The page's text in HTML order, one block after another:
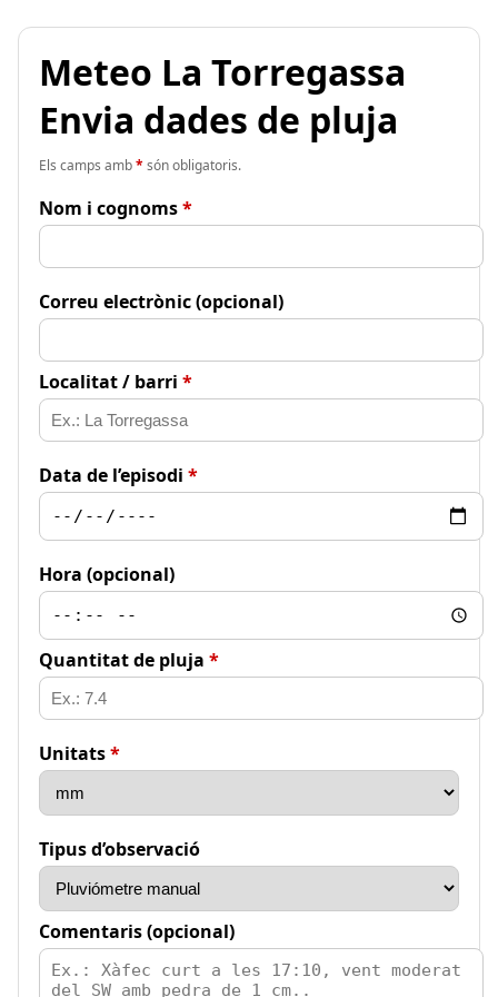
Meteo La Torregassa
Envia dades de pluja
Els camps amb* són obligatoris.
Nom i cognoms*
Correu electrònic (opcional)
Localitat / barri *
Data de l’episodi *
Hora (opcional)
Quantitat de pluja *
Unitats*
Tipus d’observació
Comentaris (opcional)